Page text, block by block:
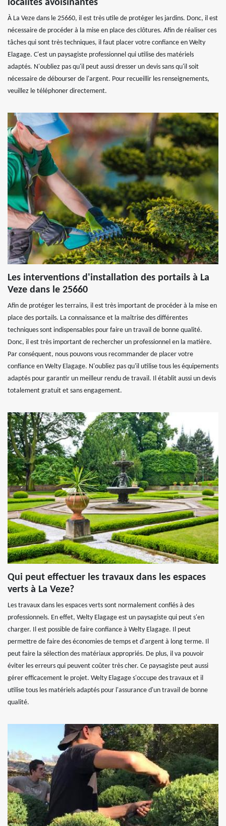
localités avoisinantes
À La Veze dans le 25660, il est très utile de protéger les jardins. Donc, il est
nécessaire de procéder à la mise en place des clôtures. Afin de réaliser ces
tâches qui sont très techniques, il faut placer votre confiance en Welty
Elagage. C'est un paysagiste professionnel qui utilise des matériels
adaptés. N'oubliez pas qu'il peut aussi dresser un devis sans qu'il soit
nécessaire de débourser de l'argent. Pour recueillir les renseignements,
veuillez le téléphoner directement.
Les interventions d'installation des portails à La
Veze dans le 25660
Afin de protéger les terrains, il est très important de procéder à la mise en
place des portails. La connaissance et la maîtrise des différentes
techniques sont indispensables pour faire un travail de bonne qualité.
Donc, il est très important de rechercher un professionnel en la matière.
Par conséquent, nous pouvons vous recommander de placer votre
confiance en Welty Elagage. N'oubliez pas qu'il utilise tous les équipements
adaptés pour garantir un meilleur rendu de travail. Il établit aussi un devis
totalement gratuit et sans engagement.
Qui peut effectuer les travaux dans les espaces
verts à La Veze?
Les travaux dans les espaces verts sont normalement confiés à des
professionnels. En effet, Welty Elagage est un paysagiste qui peut s'en
charger. Il est possible de faire confiance à Welty Elagage. Il peut
permettre de faire des économies de temps et d'argent à long terme. Il
peut faire la sélection des matériaux appropriés. De plus, il va pouvoir
éviter les erreurs qui peuvent coûter très cher. Ce paysagiste peut aussi
gérer efficacement le projet. Welty Elagage s'occupe des travaux et il
utilise tous les matériels adaptés pour l'assurance d'un travail de bonne
qualité.